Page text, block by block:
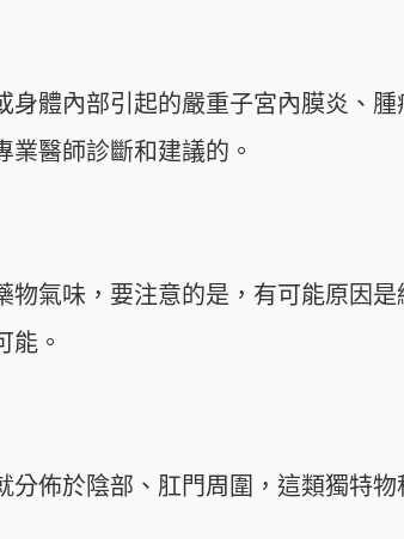
體內部引起的嚴重子宮內膜炎、
醫師診斷和建議的。
氣味，要注意的是，有可能原因
能。
佈於陰部、肛門周圍，這類獨特